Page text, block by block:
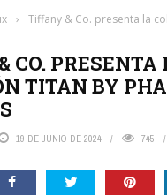
›
Tiffany & Co. presenta la
CO. PRESENTA
TITAN BY
19 DE JUNIO DE 2024 745